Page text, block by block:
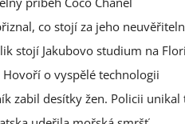
co stojí za jeho
stojí Jakubovo studium na
o vyspělé technologii
zabil desítky žen. Policii